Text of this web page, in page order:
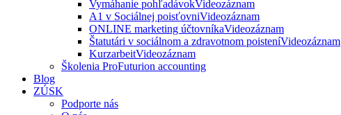
Vymáhanie pohľadávokVideozáznam
A1 v Sociálnej poisťovniVideozáznam
ONLINE marketing účtovníkaVideozáznam
Štatutári v sociálnom a zdravotnom poisteníVideozáznam
KurzarbeitVideozáznam
Školenia ProFuturion accounting
Blog
ZÚSK
Podporte nás